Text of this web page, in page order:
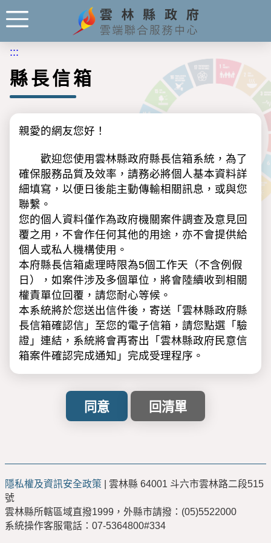
:::
縣長信箱
親愛的網友您好！
歡迎您使用雲林縣政府縣長信箱系統，為了
確保服務品質及效率，請務必將個人基本資料詳
細填寫，以便日後能主動傳輸相關訊息，或與您
聯繫。
您的個人資料僅作為政府機關案件調查及意見回
覆之用，不會作任何其他的用途，亦不會提供給
個人或私人機構使用。
本府縣長信箱處理時限為5個工作天（不含例假
日），如案件涉及多個單位，將會陸續收到相關
權責單位回覆，請您耐心等候。
本系統將於您送出信件後，寄送「雲林縣政府縣
長信箱確認信」至您的電子信箱，請您點選「驗
證」連結，系統將會再寄出「雲林縣政府民意信
箱案件確認完成通知」完成受理程序。
「驗證」完成後，才會正式立案，如未收到
「雲林縣政府縣長信箱確認信」，請撥計畫
知」請注意是否被歸類至「垃圾信件匣」，
收件匣，以便正常點選相關連結。
利用「雲林縣政府雲端聯合服務中心」網路
隱私權及資訊安全政策 | 雲林縣 64001 斗六市雲林路二段515
號
雲林縣所轄區域直撥1999，外縣市請撥：(05)5522000
系統操作客服電話：07-5364800#334